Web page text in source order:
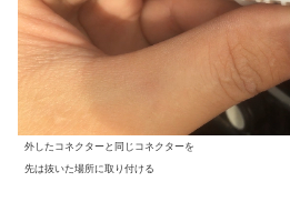
外したコネクターと同じコネクターを
先は抜いた場所に取り付ける